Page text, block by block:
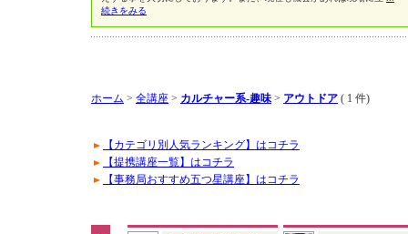
続きをみる
ホーム > 全講座 > カルチャー系-趣味> アウトドア ( 1 件)
【カテゴリ別人気ランキング】はコチラ
【提携講座一覧】はコチラ
【事務局おすすめ五つ星講座】はコチラ